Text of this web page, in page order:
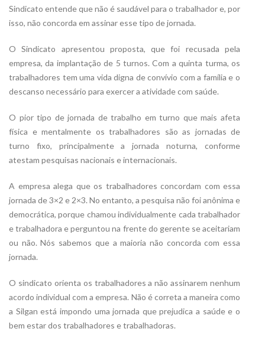
Sindicato entende que não é saudável para o trabalhador e, por
isso, não concorda em assinar esse tipo de jornada.
O Sindicato apresentou proposta, que foi recusada pela
empresa, da implantação de 5 turnos. Com a quinta turma, os
trabalhadores tem uma vida digna de convívio com a família e o
descanso necessário para exercer a atividade com saúde.
O pior tipo de jornada de trabalho em turno que mais afeta
física e mentalmente os trabalhadores são as jornadas de
turno fixo, principalmente a jornada noturna, conforme
atestam pesquisas nacionais e internacionais.
A empresa alega que os trabalhadores concordam com essa
jornada de 3×2 e 2×3. No entanto, a pesquisa não foi anônima e
democrática, porque chamou individualmente cada trabalhador
e trabalhadora e perguntou na frente do gerente se aceitariam
ou não. Nós sabemos que a maioria não concorda com essa
jornada.
O sindicato orienta os trabalhadores a não assinarem nenhum
acordo individual com a empresa. Não é correta a maneira como
a Silgan está impondo uma jornada que prejudica a saúde e o
bem estar dos trabalhadores e trabalhadoras.